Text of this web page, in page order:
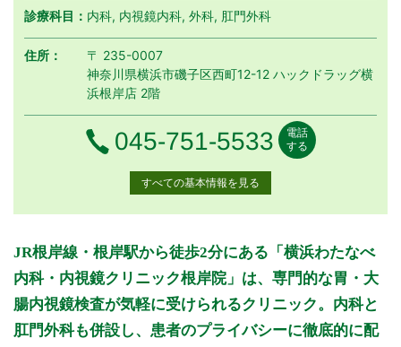
診療科目： 内科, 内視鏡内科, 外科, 肛門外科
住所：
〒 235-0007
神奈川県横浜市磯子区西町12-12 ハックドラッグ横
浜根岸店 2階
電話番号
045-751-5533
電話
する
すべての基本情報を見る
診療時間 月 月曜日
火 火曜日
水 水曜日
木 木曜日
金金曜日
土土曜日
日 日曜日
9:00 - 12:00
○ ○ ○ ○ ○ 休
15:00 - 17:00
○ ○ 休 ○ ○ 休 休
休
8:30 - 15:00
● ● 休 ● ● ● 休 休
JR根岸線・根岸駅から徒歩2分にある「横浜わたなべ
内科・内視鏡クリニック根岸院」は、専門的な胃・大
腸内視鏡検査が気軽に受けられるクリニック。内科と
肛門外科も併設し、患者のプライバシーに徹底的に配